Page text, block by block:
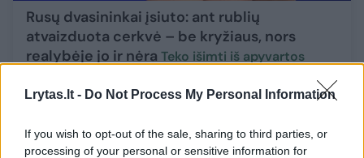
Lrytas.lt - Do Not Process My Personal Information
If you wish to opt-out of the sale, sharing to third parties, or
processing of your personal or sensitive information for
Rusų dvasininkai įsiuto: ant rublių
atvaizduota cerkvė – be kryžiaus, nors
realybėje jo ir nėra Teko išimti iš apyvartos